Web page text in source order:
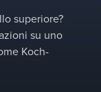
superiore?
su uno
Koch-